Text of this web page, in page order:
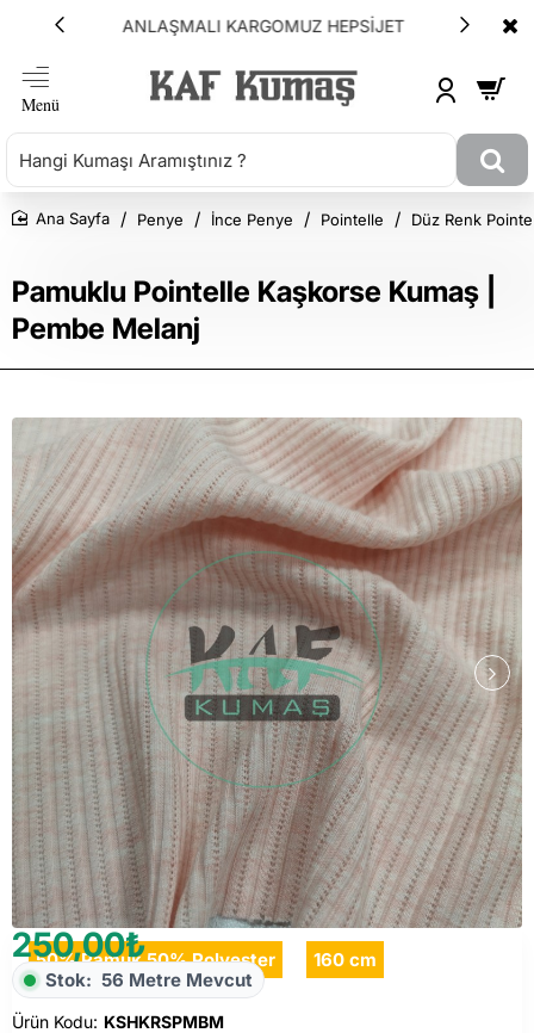
ANLAŞMALI KARGOMUZ HEPSİJET
Pamuklu Pointelle Kaşkorse Kumaş |
Pembe Melanj
Penye İnce Penye Pointelle Düz Renk
50% Pamuk 50% Polyester 160 cm
250,00₺
Stok: 56 Metre Mevcut
Ürün Kodu: KSHKRSPMBM